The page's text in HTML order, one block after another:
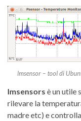
lmsensor – tool di
lmsensors è un utile
rilevare la
madre etc) e